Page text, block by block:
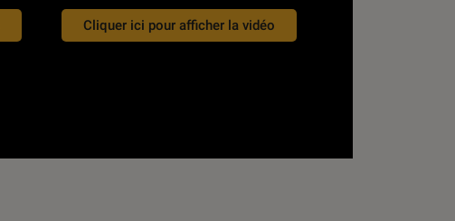
Cliquer ici pour afficher la vidéo